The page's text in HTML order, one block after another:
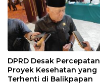
DPRD Desak Percepatan
Proyek Kesehatan yang
Terhenti di Balikpapan